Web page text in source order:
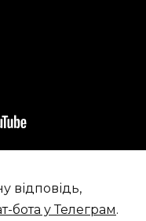
відповідь,
бота у Телеграм.